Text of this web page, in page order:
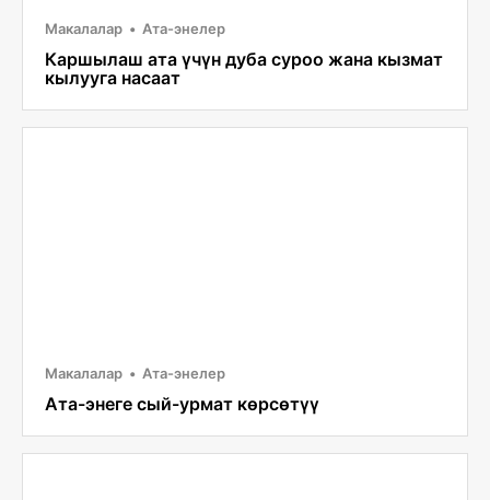
Макалалар Ата-энелер
Каршылаш ата үчүн дуба суроо жана кызмат
кылууга насаат
Макалалар Ата-энелер
Ата-энеге сый-урмат көрсөтүү